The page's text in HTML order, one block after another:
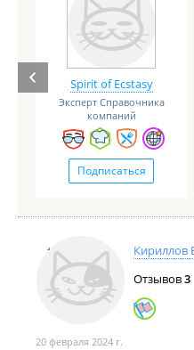
Spirit of Ecstasy
Эксперт Справочника
компаний
Подписаться
Кириллов
Отзывов3
20 февраля 2024 г.